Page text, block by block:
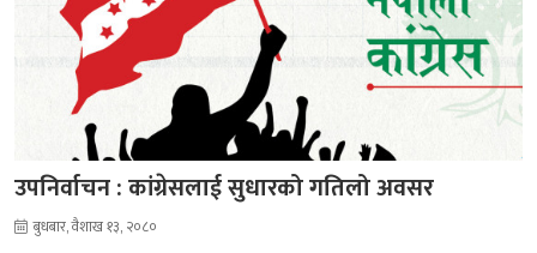
उपनिर्वाचन : कांग्रेसलाई सुधारको गतिलो अवसर
बुधबार, वैशाख १३, २०८०